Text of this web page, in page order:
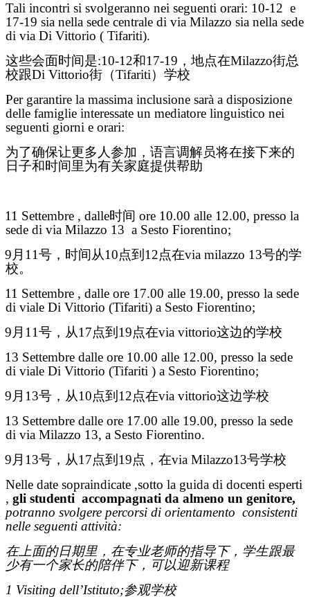
Tali incontri si svolgeranno nei seguenti orari: 10-12 e
17-19 sia nella sede centrale di via Milazzo sia nella sede
di via Di Vittorio ( Tifariti).
这些会面时间是:10-12和17-19，地点在Milazzo街总
校跟Di Vittorio街（Tifariti）学校
Per garantire la massima inclusione sarà a disposizione
delle famiglie interessate un mediatore linguistico nei
seguenti giorni e orari:
为了确保让更多人参加，语言调解员将在接下来的
日子和时间里为有关家庭提供帮助
11 Settembre , dalle时间 ore 10.00 alle 12.00, presso la
sede di via Milazzo 13 a Sesto Fiorentino;
9月11号，时间从10点到12点在via milazzo 13号的学
校。
11 Settembre , dalle ore 17.00 alle 19.00, presso la sede
di viale Di Vittorio (Tifariti) a Sesto Fiorentino;
9月11号，从17点到19点在via vittorio这边的学校
13 Settembre dalle ore 10.00 alle 12.00, presso la sede
di viale Di Vittorio (Tifariti ) a Sesto Fiorentino;
9月13号，从10点到12点在via vittorio这边学校
13 Settembre dalle ore 17.00 alle 19.00, presso la sede
di via Milazzo 13, a Sesto Fiorentino.
9月13号，从17点到19点，在via Milazzo13号学校
Nelle date sopraindicate ,sotto la guida di docenti esperti
, gli studenti accompagnati da almeno un genitore,
potranno svolgere percorsi di orientamento consistenti
nelle seguenti attività:
在上面的日期里，在专业老师的指导下，学生跟最
少有一个家长的陪伴下，可以迎新课程
1 Visiting dell’Istituto;参观学校